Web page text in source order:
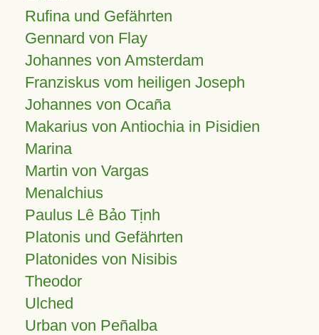
Rufina und Gefährten
Gennard von Flay
Johannes von Amsterdam
Franziskus vom heiligen Joseph
Johannes von Ocaña
Makarius von Antiochia in Pisidien
Marina
Martin von Vargas
Menalchius
Paulus Lê Bảo Tịnh
Platonis und Gefährten
Platonides von Nisibis
Theodor
Ulched
Urban von Peñalba